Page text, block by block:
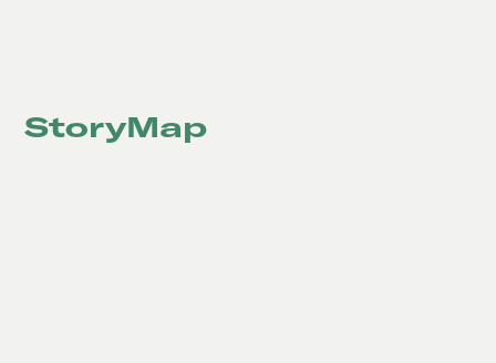
StoryMap